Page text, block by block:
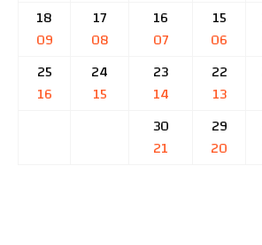
15
06
16
07
17
08
18
09
22
13
23
14
24
15
25
16
29
20
30
21